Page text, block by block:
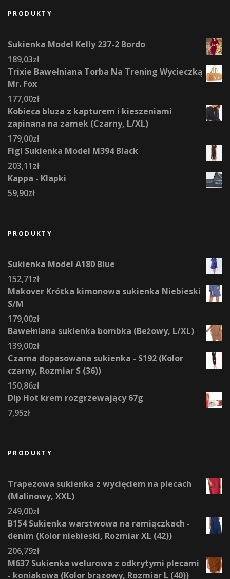
PRODUKTY
Sukienka Model Kelly 237-2 Bordo
189,03zł
Trixie Bawełniana Torba Na Trening Wycieczką
Mr. Fox
177,00zł
Kobieca bluza z kapturem i kieszeniami
zapinana na zamek (Czarny, L/XL)
179,00zł
Figl Sukienka Model M394 Black
203,11zł
Kappa - Klapki
59,90zł
PRODUKTY
Sukienka Model A180 Blue
152,71zł
Makover Krótka kimonowa sukienka Niebieski
S/M
179,00zł
Bawełniana sukienka bombka (Beżowy, L/XL)
139,00zł
Czarna dopasowana sukienka - S192 (Kolor
czarny, Rozmiar S (36))
150,86zł
Dip Hot krem rozgrzewający 67g
7,95zł
PRODUKTY
Trapezowa sukienka z wycięciem na plecach
(Malinowy, XXL)
249,00zł
B154 Sukienka warstwowa na ramiączkach -
denim (Kolor niebieski, Rozmiar XL (42))
206,79zł
M637 Sukienka welurowa z odkrytymi plecami
- koniakowa (Kolor brązowy, Rozmiar L (40))